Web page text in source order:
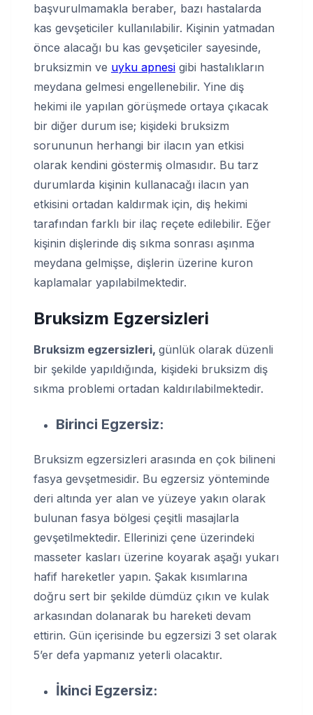
başvurulmamakla beraber, bazı hastalarda
kas gevşeticiler kullanılabilir. Kişinin yatmadan
önce alacağı bu kas gevşeticiler sayesinde,
bruksizmin ve uyku apnesi gibi hastalıkların
meydana gelmesi engellenebilir. Yine diş
hekimi ile yapılan görüşmede ortaya çıkacak
bir diğer durum ise; kişideki bruksizm
sorununun herhangi bir ilacın yan etkisi
olarak kendini göstermiş olmasıdır. Bu tarz
durumlarda kişinin kullanacağı ilacın yan
etkisini ortadan kaldırmak için, diş hekimi
tarafından farklı bir ilaç reçete edilebilir. Eğer
kişinin dişlerinde diş sıkma sonrası aşınma
meydana gelmişse, dişlerin üzerine kuron
kaplamalar yapılabilmektedir.
Bruksizm Egzersizleri
Bruksizm egzersizleri, günlük olarak düzenli
bir şekilde yapıldığında, kişideki bruksizm diş
sıkma problemi ortadan kaldırılabilmektedir.
Birinci Egzersiz:
Bruksizm egzersizleri arasında en çok bilineni
fasya gevşetmesidir. Bu egzersiz yönteminde
deri altında yer alan ve yüzeye yakın olarak
bulunan fasya bölgesi çeşitli masajlarla
gevşetilmektedir. Ellerinizi çene üzerindeki
masseter kasları üzerine koyarak aşağı yukarı
hafif hareketler yapın. Şakak kısımlarına
doğru sert bir şekilde dümdüz çıkın ve kulak
arkasından dolanarak bu hareketi devam
ettirin. Gün içerisinde bu egzersizi 3 set olarak
5’er defa yapmanız yeterli olacaktır.
İkinci Egzersiz: